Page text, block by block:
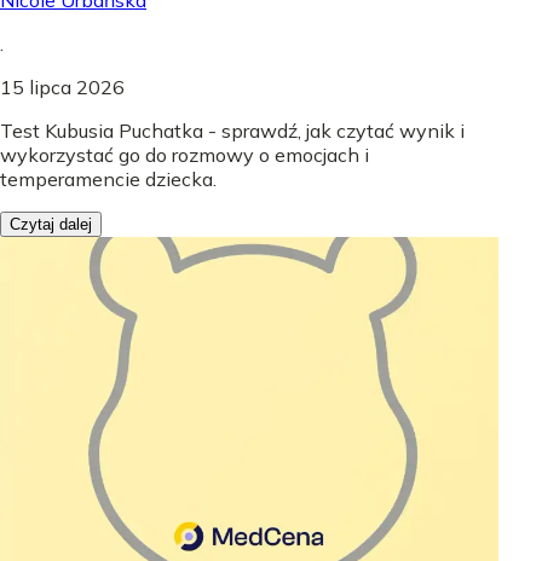
15 lipca 2026
Test Kubusia Puchatka - sprawdź, jak czytać wynik i
wykorzystać go do rozmowy o emocjach i
temperamencie dziecka.
Czytaj dalej